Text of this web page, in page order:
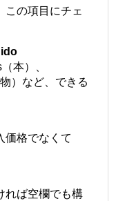
この項目にチェ
本）、
）など、できる
価格でなくて
れば空欄でも構